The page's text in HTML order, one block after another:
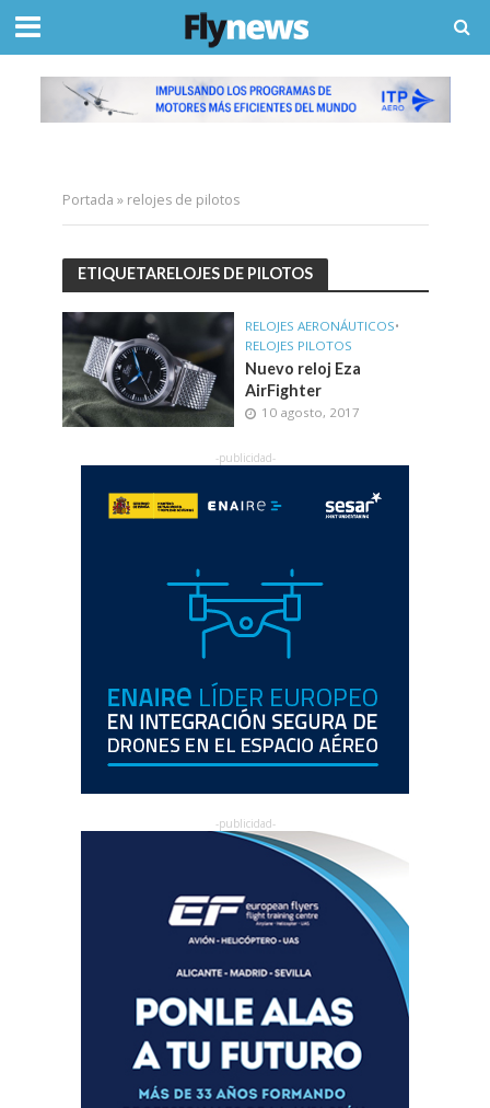
Portada » relojes de pilotos
ETIQUETARELOJES DE PILOTOS
RELOJES AERONÁUTICOS•
RELOJES PILOTOS
Nuevo reloj Eza
AirFighter
10 agosto, 2017